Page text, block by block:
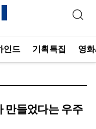
인드 기획특집 영
만들었다는 우주